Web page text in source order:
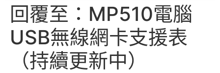
回覆至：MP510電腦
USB無線網卡支援表
（持續更新中）